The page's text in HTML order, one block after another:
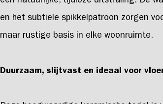
en het subtiele spikkelpatroon zorgen
maar rustige basis in elke woonruimte.
Duurzaam, slijtvast en ideaal voor